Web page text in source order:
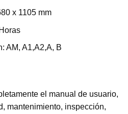
x 1105 mm
AM, A1,A2,A, B
el manual de usuario,
mantenimiento, inspección,